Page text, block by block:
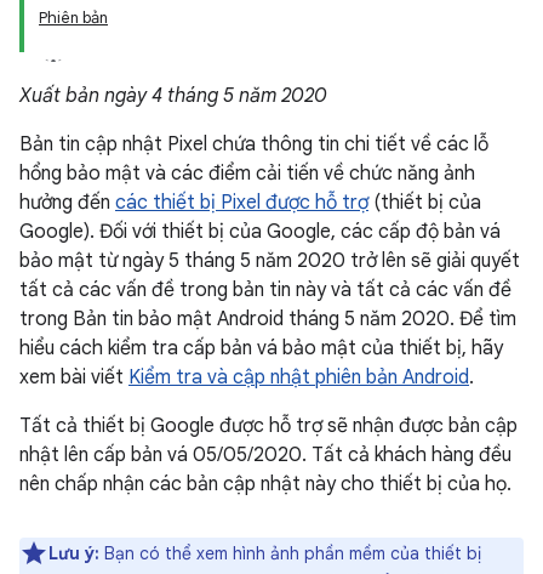
Phiên bản
Xuất bản ngày 4 tháng 5 năm 2020
Bản tin cập nhật Pixel chứa thông tin chi tiết về các lỗ
hổng bảo mật và các điểm cải tiến về chức năng ảnh
hưởng đến các thiết bị Pixel được hỗ trợ(thiết bị của
Google). Đối với thiết bị của Google, các cấp độ bản vá
bảo mật từ ngày 5 tháng 5 năm 2020 trở lên sẽ giải quyết
tất cả các vấn đề trong bản tin này và tất cả các vấn đề
trong Bản tin bảo mật Android tháng 5 năm 2020. Để tìm
hiểu cách kiểm tra cấp bản vá bảo mật của thiết bị, hãy
xem bài viết Kiểm tra và cập nhật phiên bản Android.
Tất cả thiết bị Google được hỗ trợ sẽ nhận được bản cập
nhật lên cấp bản vá 05/05/2020. Tất cả khách hàng đều
nên chấp nhận các bản cập nhật này cho thiết bị của họ.
Lưu ý: Bạn có thể xem hình ảnh phần mềm của thiết bị